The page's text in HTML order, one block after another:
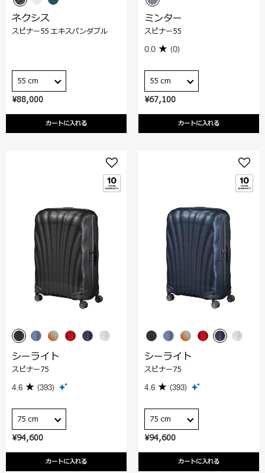
¥88,000
カートに入れる
ネクシス
スピナー55 エキスパンダブル
55 cm
¥67,100
カートに入れる
ミンター
スピナー55
0.0 (0)
55 cm
¥94,600
カートに入れる
シーライト
スピナー75
4.6 (393)
75 cm
¥94,600
カートに入れる
シーライト
スピナー75
4.6 (393)
75 cm